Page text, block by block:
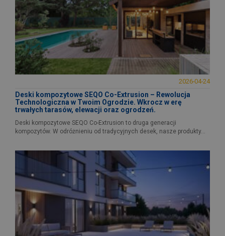
2026-04-24
Deski kompozytowe SEQO Co-Extrusion – Rewolucja
Technologiczna w Twoim Ogrodzie. Wkrocz w erę
trwałych tarasów, elewacji oraz ogrodzeń.
Deski kompozytowe SEQO Co-Extrusion to druga generacji
kompozytów. W odróżnieniu od tradycyjnych desek, nasze produkty...